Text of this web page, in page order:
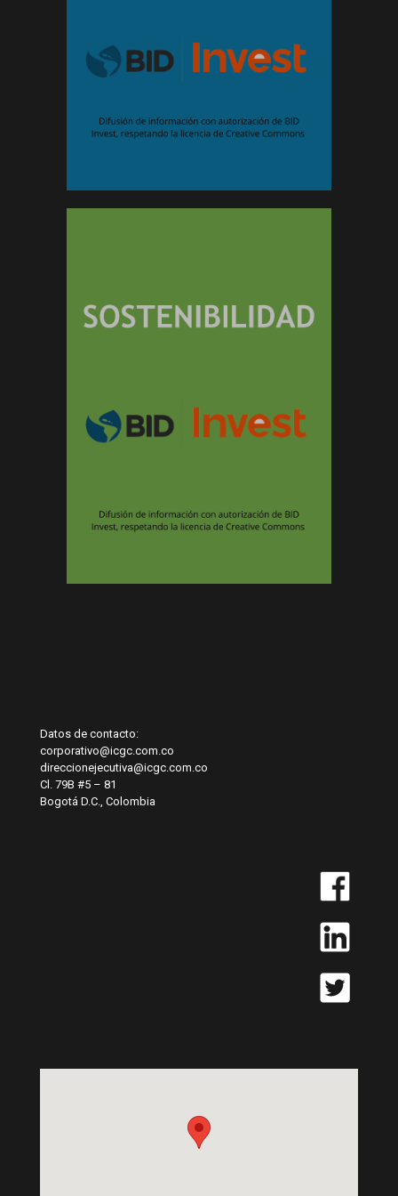
Datos de contacto:
corporativo@icgc.com.co
direccionejecutiva@icgc.com.co
Cl. 79B #5 – 81
Bogotá D.C., Colombia